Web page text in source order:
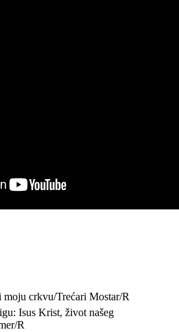
crkvu/Trećari Mostar/R
Isus Krist, život našeg
R